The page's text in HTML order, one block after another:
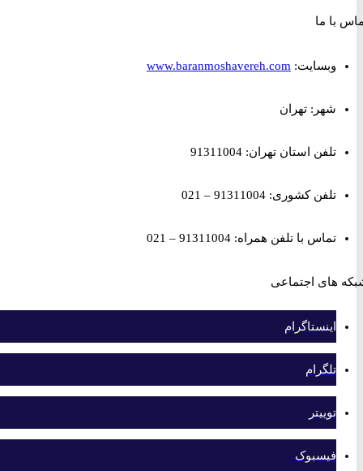
ما
وبسایت:www.baranmoshavereh.com
شهر: تهران
تلفن استان تهران: 91311004
تلفن کشوری: 91311004 – 021
تماس با تلفن همراه: 91311004 – 021
اجتماعی
اینستاگرام
تلگرام
توییتر
فیسبوک